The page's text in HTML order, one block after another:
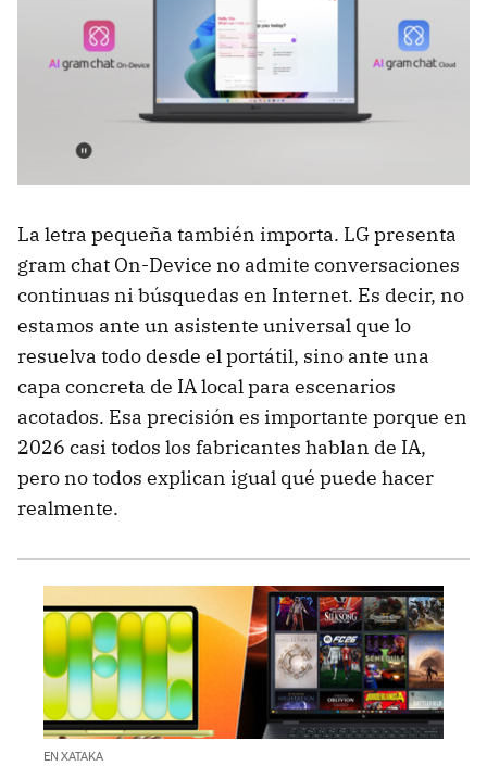
La letra pequeña también importa. LG presenta
gram chat On-Device no admite conversaciones
continuas ni búsquedas en Internet. Es decir, no
estamos ante un asistente universal que lo
resuelva todo desde el portátil, sino ante una
capa concreta de IA local para escenarios
acotados. Esa precisión es importante porque en
2026 casi todos los fabricantes hablan de IA,
pero no todos explican igual qué puede hacer
realmente.
EN XATAKA